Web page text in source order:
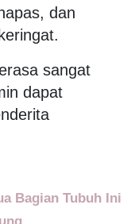
dan
sangat
dapat
Bagian Tubuh Ini